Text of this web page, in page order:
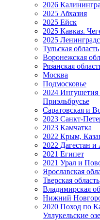
2026
2025 Абхазия
2025 Ейск
2025 Кавказ.
2025
Тульская область
Воронежская
Рязанская
Москва
Подмосковье
2024 Ингушетия
Приэльбрусье
Саратовская и
2023 Санкт-
2023 Камчатка
2022 Крым,
2022 Дагестан и
2021 Египет
2021 Урал и
Ярославская
Тверская область
Владимирская
Нижний
2020 Поход по
Уллукельские